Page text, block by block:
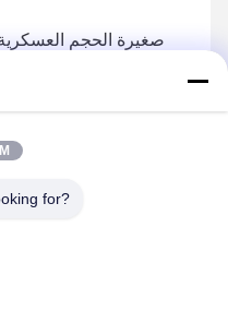
صغيرة الحجم
for?